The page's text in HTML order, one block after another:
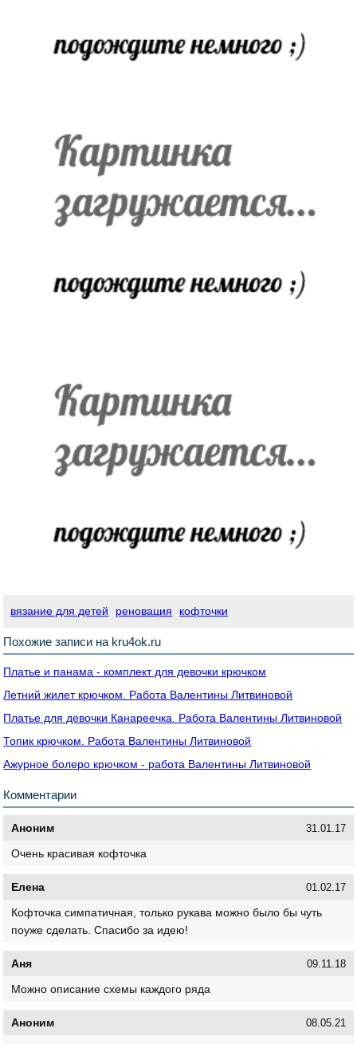
вязание для детей реновация кофточки
Похожие записи на kru4ok.ru
Платье и панама - комплект для девочки крючком
Летний жилет крючком. Работа Валентины Литвиновой
Платье для девочки Канареечка. Работа Валентины Литвиновой
Топик крючком. Работа Валентины Литвиновой
Ажурное болеро крючком - работа Валентины Литвиновой
Комментарии
Аноним 31.01.17
Очень красивая кофточка
Елена 01.02.17
Кофточка симпатичная, только рукава можно было бы чуть
поуже сделать. Спасибо за идею!
Аня 09.11.18
Можно описание схемы каждого ряда
Аноним 08.05.21